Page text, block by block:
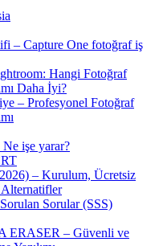
– Capture One fotoğraf iş
Hangi Fotoğraf
Daha İyi?
– Profesyonel Fotoğraf
işe yarar?
– Kurulum, Ücretsiz
Sorular (SSS)
ERASER – Güvenli ve